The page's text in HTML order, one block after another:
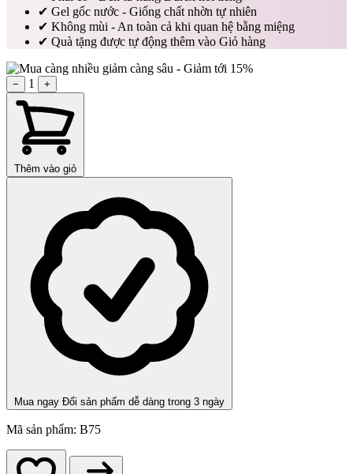
✔ Gel gốc nước - Giống chất nhờn tự nhiên
✔ Không mùi - An toàn cả khi quan hệ bằng miệng
✔ Quà tặng được tự động thêm vào Giỏ hàng
− 1 +
Thêm vào giỏ
Mua ngay Đổi sản phẩm dễ dàng trong 3 ngày
Mã sản phẩm: B75